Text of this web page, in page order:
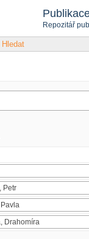
Repozitář
Hledat